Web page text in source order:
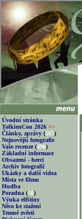
Úvodní stránka
TolkienCon 2026 >>
Články, zprávy (567)
Nejnovější fotografie
Vaše recenze (496)
Základní informace
Obsazení - herci
Archiv fotografií
Ukázky a další videa
Místa ve filmu
Hudba
Poradna (50)
Výuka elfštiny
Něco ke stažení
Temné zvěsti